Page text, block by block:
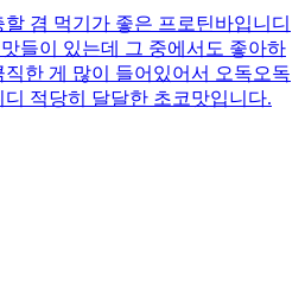
겸 먹기가 좋은 프로틴바입니디
들이 있는데 그 중에서도 좋아하
한 게 많이 들어있어서 오독오독
적당히 달달한 초코맛입니다.